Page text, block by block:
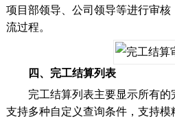
项目部领导、公司领导等进行审
流过程。
四、完工结算列表
完工结算列表主要显示所有的
支持多种自定义查询条件，支持